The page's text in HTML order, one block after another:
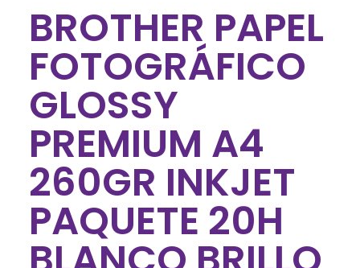
BROTHER PAPEL
FOTOGRÁFICO
GLOSSY
PREMIUM A4
260GR INKJET
PAQUETE 20H